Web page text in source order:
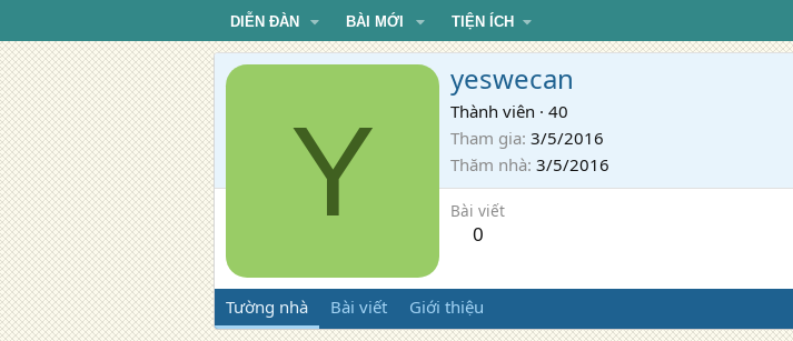
DIỄN ĐÀN BÀI MỚI TIỆN ÍCH
Y
yeswecan
Thành viên · 40
Tham gia 3/5/2016
Thăm nhà 3/5/2016
Bài viết
0
Tường nhà Bài viết Giới thiệu